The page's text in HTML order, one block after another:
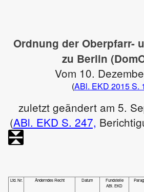
Ordnung der Oberpfarr-
zu Berlin
Vom 10.
(ABl. EKD 2015 S.
zuletzt geändert am 5.
(ABl. EKD S. 247,
Lfd. Nr. Änderndes Recht Datum
Fundstelle
ABl. EKD